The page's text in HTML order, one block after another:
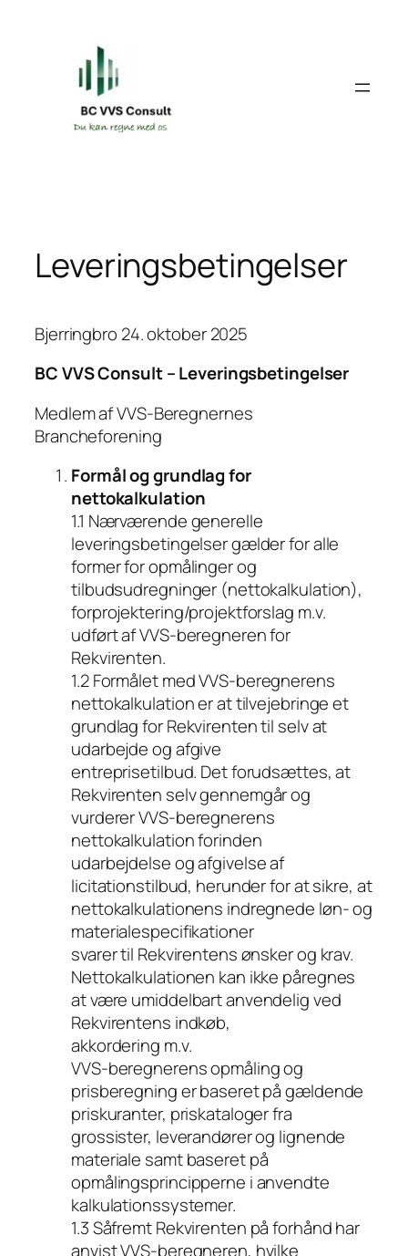
Leveringsbetingelser
Bjerringbro 24. oktober 2025
BC VVS Consult – Leveringsbetingelser
Medlem af VVS-Beregnernes
Brancheforening
Formål og grundlag for
nettokalkulation
1.1 Nærværende generelle
leveringsbetingelser gælder for alle
former for opmålinger og
tilbudsudregninger (nettokalkulation),
forprojektering/projektforslag m.v.
udført af VVS-beregneren for
Rekvirenten.
1.2 Formålet med VVS-beregnerens
nettokalkulation er at tilvejebringe et
grundlag for Rekvirenten til selv at
udarbejde og afgive
entreprisetilbud. Det forudsættes, at
Rekvirenten selv gennemgår og
vurderer VVS-beregnerens
nettokalkulation forinden
udarbejdelse og afgivelse af
licitationstilbud, herunder for at sikre, at
nettokalkulationens indregnede løn- og
materialespecifikationer
svarer til Rekvirentens ønsker og krav.
Nettokalkulationen kan ikke påregnes
at være umiddelbart anvendelig ved
Rekvirentens indkøb,
akkordering m.v.
VVS-beregnerens opmåling og
prisberegning er baseret på gældende
priskuranter, priskataloger fra
grossister, leverandører og lignende
materiale samt baseret på
opmålingsprincipperne i anvendte
kalkulationssystemer.
1.3 Såfremt Rekvirenten på forhånd har
anvist VVS-beregneren, hvilke